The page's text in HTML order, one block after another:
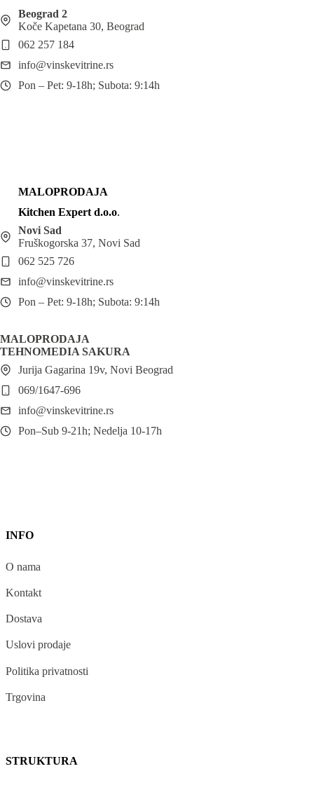
Beograd 2
Koče Kapetana 30, Beograd
062 257 184
info@vinskevitrine.rs
Pon – Pet: 9-18h; Subota: 9:14h
MALOPRODAJA
Kitchen Expert d.o.o.
Novi Sad
Fruškogorska 37, Novi Sad
062 525 726
info@vinskevitrine.rs
Pon – Pet: 9-18h; Subota: 9:14h
MALOPRODAJA
TEHNOMEDIA SAKURA
Jurija Gagarina 19v, Novi Beograd
069/1647-696
info@vinskevitrine.rs
Pon–Sub 9-21h; Nedelja 10-17h
INFO
O nama
Kontakt
Dostava
Uslovi prodaje
Politika privatnosti
Trgovina
STRUKTURA